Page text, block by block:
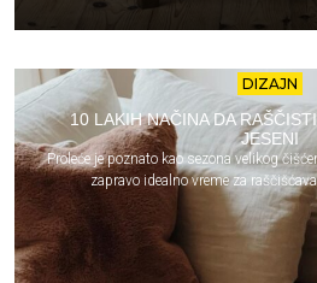
DIZAJN
10 LAKIH NAČINA DA
JESENI
Proleće je poznato kao sezona velikog
zapravo idealno vreme za